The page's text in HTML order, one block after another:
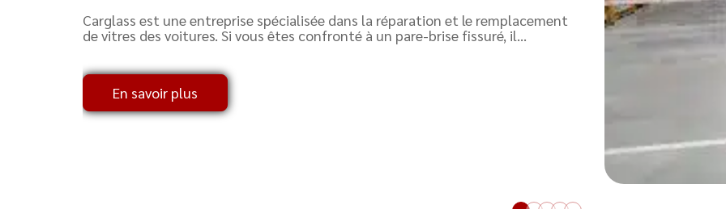
Carglass est une entreprise spécialisée dans la réparation et le remplacement
de vitres des voitures. Si vous êtes confronté à un pare-brise fissuré, il…
En savoir plus